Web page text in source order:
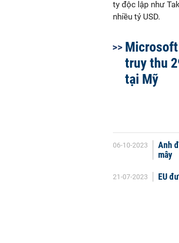
ty độc lập như
nhiều tỷ USD.
truy thu
tại Mỹ
06-10-2023
Anh
mây
21-07-2023 EU